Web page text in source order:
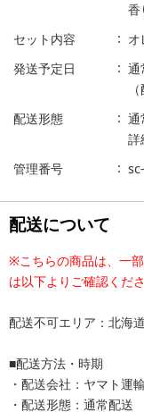
香
セット内容
発送予定日
通
配送形態
通
詳
管理番号
配送について
※こちらの商品は、一
は以下よりご確認くださ
配送不可エリア：北海
■配送方法・時期
・配送会社：ヤマト運
・配送形態：通常配送